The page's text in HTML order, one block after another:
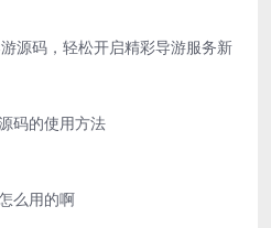
源码，轻松开启精彩导游服务新
码的使用方法
么用的啊